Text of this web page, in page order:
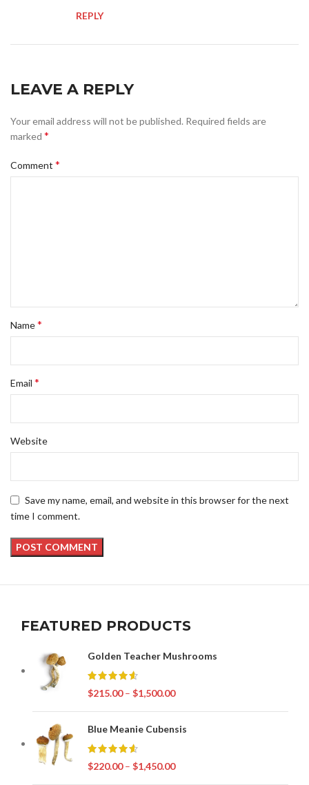
REPLY
LEAVE A REPLY
Your email address will not be published. Required fields are
marked *
Comment *
Name*
Email *
Website
Save my name, email, and website in this browser for the next
time I comment.
FEATURED PRODUCTS
Golden Teacher Mushrooms
$215.00 – $1,500.00
Blue Meanie Cubensis
$220.00 – $1,450.00